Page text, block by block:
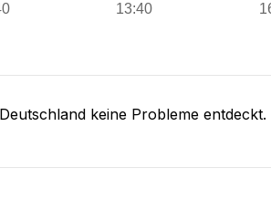
keine Probleme entdeckt.